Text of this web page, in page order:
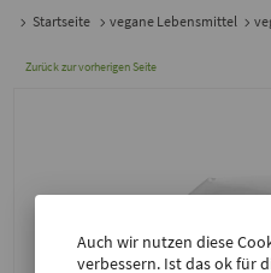
Startseite vegane Lebensmittel
Zurück zur vorherigen Seite
Auch wir nutzen diese
verbessern. Ist das ok für